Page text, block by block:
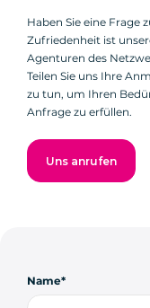
Haben Sie eine Frage
Zufriedenheit ist
Agenturen des
Teilen Sie uns Ihre
zu tun, um Ihren
Anfrage zu erfüllen.
Uns anrufen
Name